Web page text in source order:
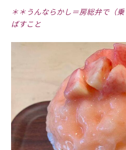
＊＊うんならかし＝房総弁で（
ばすこと